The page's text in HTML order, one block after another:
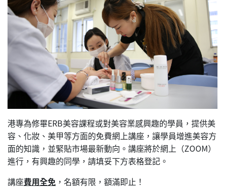
港專為修畢ERB美容課程或對美容業感興趣的學員，提供美
容、化妝、美甲等方面的免費網上講座，讓學員增進美容方
面的知識，並緊貼市場最新動向。講座將於網上（ZOOM）
進行，有興趣的同學，請填妥下方表格登記。
講座費用全免 ，名額有限，額滿即止！